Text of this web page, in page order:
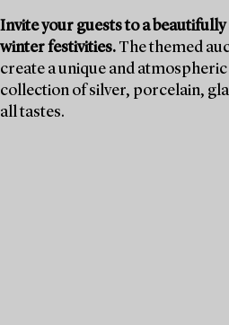
Invite your guests to a
winter festivities. The themed
create a unique and
collection of silver, porcelain,
all tastes.